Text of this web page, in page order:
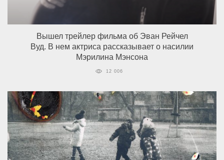
Вышел трейлер фильма об Эван Рейчел
Вуд. В нем актриса рассказывает о насилии
Мэрилина Мэнсона
12 006